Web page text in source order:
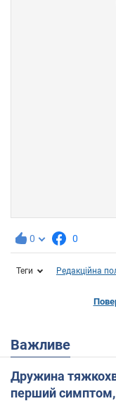
0 0
Теги Редакційна
Важливе
Дружина
перший симптом,